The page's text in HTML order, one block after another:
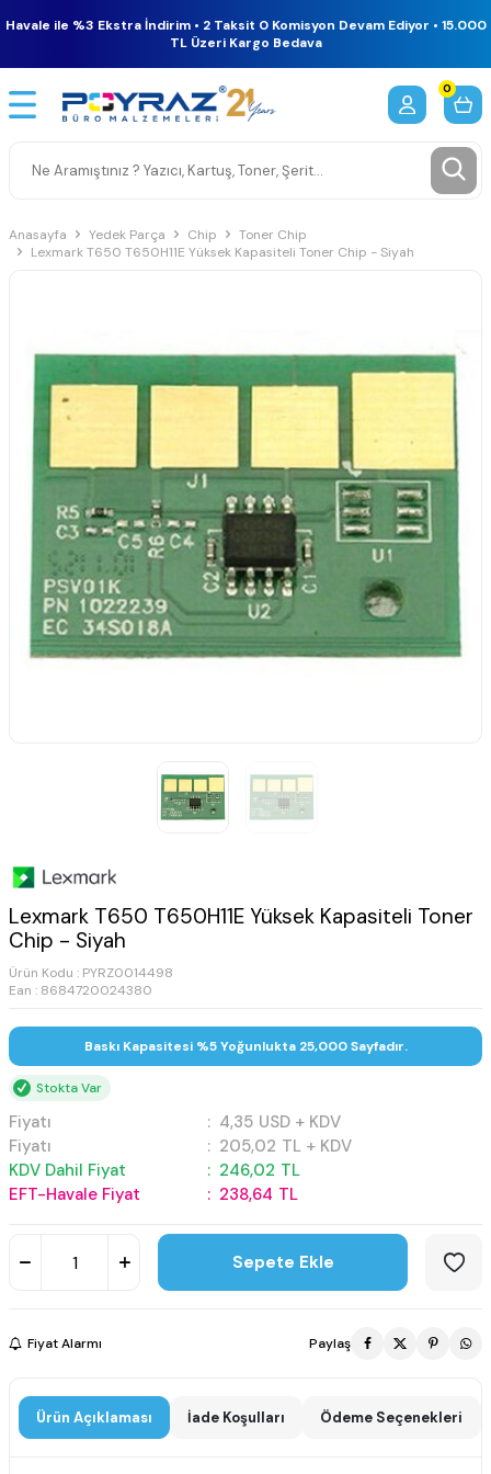
Havale ile %3 Ekstra İndirim • 2 Taksit 0 Komisyon Devam Ediyor • 15.000
TL Üzeri Kargo Bedava
0
Anasayfa Yedek Parça Chip
Toner Chip
Lexmark T650 T650H11E Yüksek Kapasiteli Toner Chip - Siyah
Lexmark T650 T650H11E Yüksek Kapasiteli Toner
Chip - Siyah
Ürün Kodu : PYRZ0014498
Ean : 8684720024380
Baskı Kapasitesi %5 Yoğunlukta 25,000 Sayfadır.
Stokta Var
Fiyatı : 4,35 USD + KDV
Fiyatı
: 205,02 TL + KDV
KDV Dahil Fiyat
: 246,02 TL
EFT-Havale Fiyat
: 238,64 TL
Sepete Ekle
Fiyat Alarmı Paylaş
Ürün Açıklaması İade Koşulları Ödeme Seçenekleri